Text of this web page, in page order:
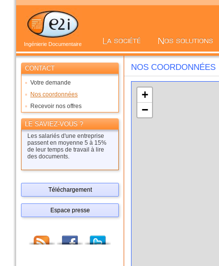
Ingénierie Documentaire
CONTACT
Votre demande
Nos coordonnées
Recevoir nos offres
LE SAVIEZ-VOUS ?
Les salariés d'une entreprise
passent en moyenne 5 à 15%
de leur temps de travail à lire
des documents.
Téléchargement
Espace presse
NOS COORDONNÉES
+
−